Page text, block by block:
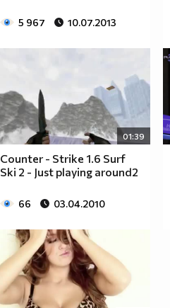
5 967 10.07.2013
01:39
Counter - Strike 1.6 Surf
Ski 2 - Just playing around2
66 03.04.2010